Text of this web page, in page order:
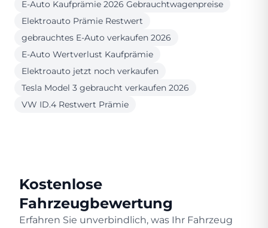
E-Auto Kaufprämie 2026 Gebrauchtwagenpreise
Elektroauto Prämie Restwert
gebrauchtes E-Auto verkaufen 2026
E-Auto Wertverlust Kaufprämie
Elektroauto jetzt noch verkaufen
Tesla Model 3 gebraucht verkaufen 2026
VW ID.4 Restwert Prämie
Kostenlose
Fahrzeugbewertung
Erfahren Sie unverbindlich, was Ihr Fahrzeug